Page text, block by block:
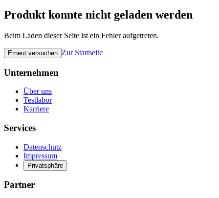
Produkt konnte nicht geladen werden
Beim Laden dieser Seite ist ein Fehler aufgetreten.
Erneut versuchen Zur Startseite
Unternehmen
Über uns
Testlabor
Karriere
Services
Datenschutz
Impressum
Privatsphäre
Partner